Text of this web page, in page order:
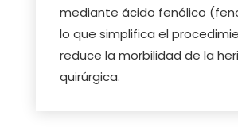
mediante ácido fenólico
lo que simplifica el
reduce la morbilidad de la
quirúrgica.